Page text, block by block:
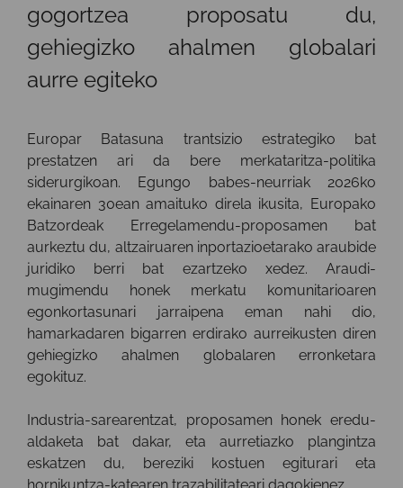
gogortzea proposatu du,
gehiegizko ahalmen globalari
aurre egiteko
Europar Batasuna trantsizio estrategiko bat
prestatzen ari da bere merkataritza-politika
siderurgikoan. Egungo babes-neurriak 2026ko
ekainaren 30ean amaituko direla ikusita, Europako
Batzordeak Erregelamendu-proposamen bat
aurkeztu du, altzairuaren inportazioetarako araubide
juridiko berri bat ezartzeko xedez. Araudi-
mugimendu honek merkatu komunitarioaren
egonkortasunari jarraipena eman nahi dio,
hamarkadaren bigarren erdirako aurreikusten diren
gehiegizko ahalmen globalaren erronketara
egokituz.
Industria-sarearentzat, proposamen honek eredu-
aldaketa bat dakar, eta aurretiazko plangintza
eskatzen du, bereziki kostuen egiturari eta
hornikuntza-katearen trazabilitateari dagokienez.